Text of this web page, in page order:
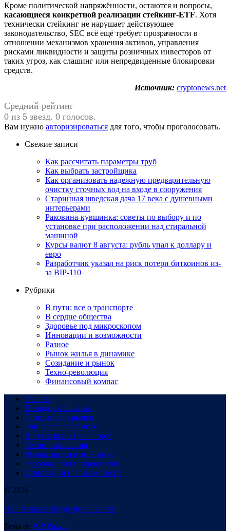
Кроме политической напряжённости, остаются и вопросы,
касающиеся конкретной реализации стейкинг-ETF. Хотя
технически стейкинг не нарушает действующее
законодательство, SEC всё ещё требует прозрачности в
отношении механизмов хранения активов, управления
рисками ликвидности и защиты розничных инвесторов от
таких угроз, как слашинг или непредвиденные блокировки
средств.
Источник: cryptonews.net
Средний рейтинг
0 из 5 звезд. 0 голосов.
Вам нужно авторизироваться для того, чтобы проголосовать.
Свежие записи
Как рассчитать параметры труб
Как выбрать застройщика
Как организовать надежную предварительную
очистку сточных вод на входе в сооружения
Старинная шведская дача 17 века с душевными
интерьерами
Раковина-кувшинка: советы по выбору и по
установке при расположении над стиральной
машиной
Курсы валют 8 августа: рубль упал к доллару и
евро
Разработчик указал на риск потери биткоинов из-
за BIP-110
Рубрики
В пути: все о транспорте
В сердце общества
Здоровье под микроскопом
Инновации и возможности
Разное
Рынок жилья в динамике
Созидание и рынок
Техно-революция
Финансовый компас
Главная
В сердце общества
Созидание и рынок
Финансовый компас
В пути: все о транспорте
Техно-революция
Рынок жилья в динамике
Здоровье под микроскопом
Инновации и возможности
© 2026
Политика конфиденциальности
Тема от WP Puzzle